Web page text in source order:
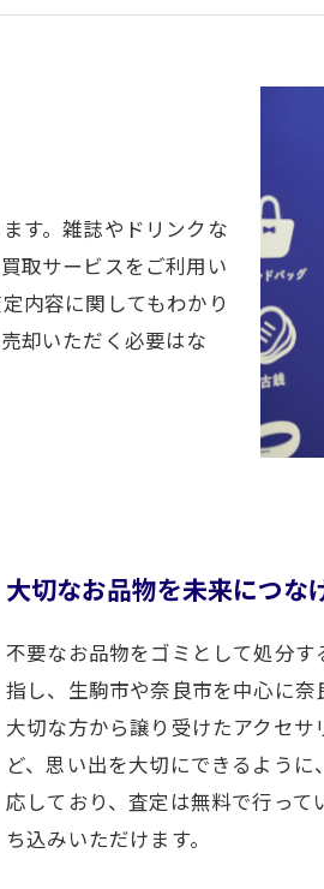
す。雑誌やドリンクな
取サービスをご利用い
内容に関してもわかり
却いただく必要はな
大切なお品物を未来につな
不要なお品物をゴミとして処分
指し、生駒市や奈良市を中心に奈
大切な方から譲り受けたアクセ
ど、思い出を大切にできるよう
応しており、査定は無料で行っ
ち込みいただけます。
お気軽にお問い合わせください